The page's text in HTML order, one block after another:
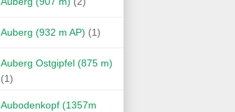
Auberg (932 m AP) (1)
Auberg Ostgipfel (875 m)
(1)
Aubodenkopf (1357m